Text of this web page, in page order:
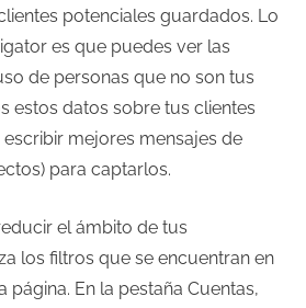
potenciales guardados. Lo
es que puedes ver las
de personas que no son tus
estos datos sobre tus clientes
mejores mensajes de
para captarlos.
el ámbito de tus
los filtros que se encuentran en
página. En la pestaña Cuentas,